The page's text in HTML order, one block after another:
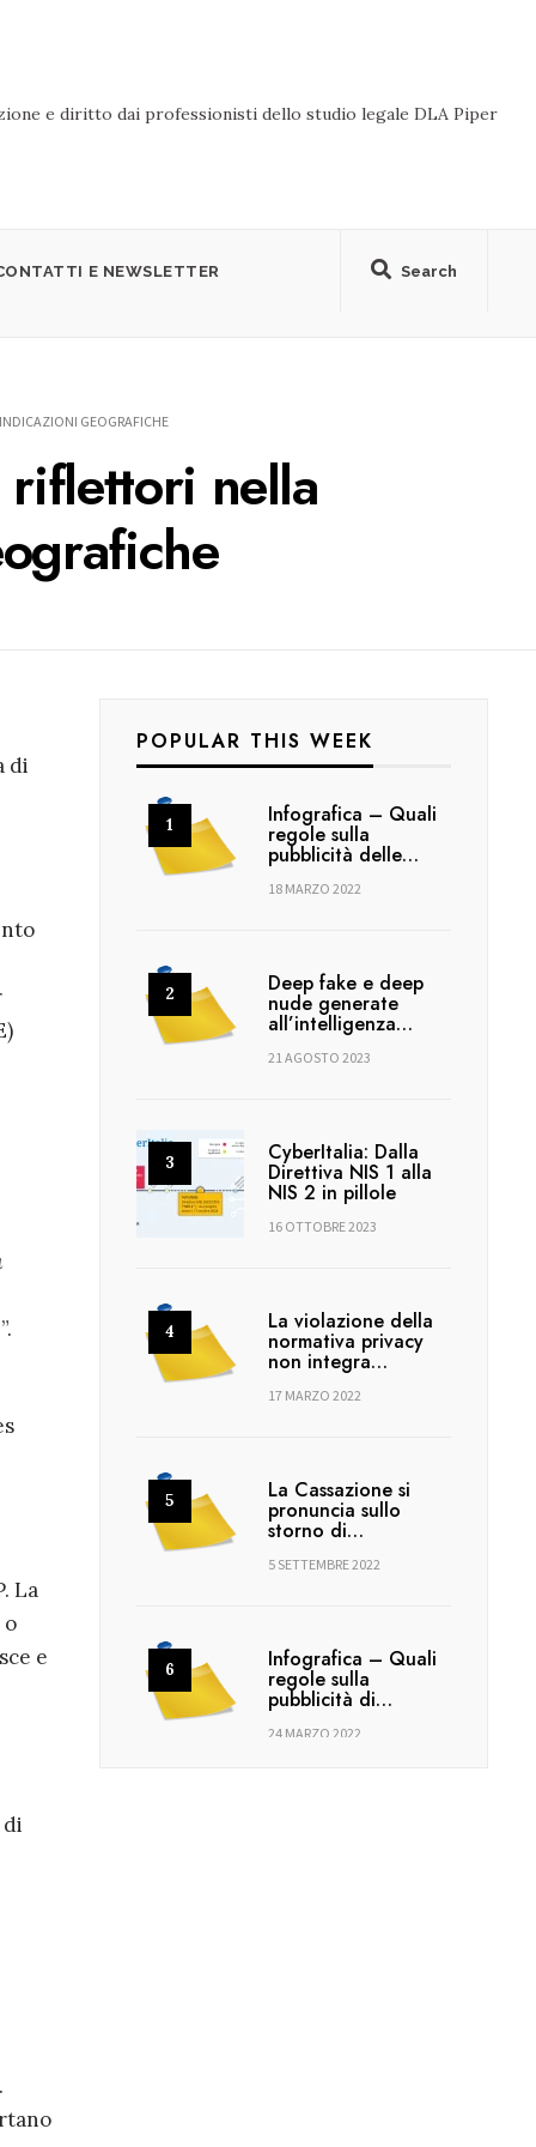
e diritto dai professionisti dello studio legale DLA Piper
Search
E NEWSLETTER
GEOGRAFICHE
riflettori nella
di
La
e
di
POPULAR THIS WEEK
Infografica – Quali
regole sulla
pubblicità delle…
18 MARZO 2022
Deep fake e deep
nude generate
all’intelligenza…
21 AGOSTO 2023
CyberItalia: Dalla
Direttiva NIS 1 alla
NIS 2 in pillole
16 OTTOBRE 2023
La violazione della
normativa privacy
non integra…
17 MARZO 2022
La Cassazione si
pronuncia sullo
storno di…
5 SETTEMBRE 2022
Infografica – Quali
regole sulla
pubblicità di…
24 MARZO 2022